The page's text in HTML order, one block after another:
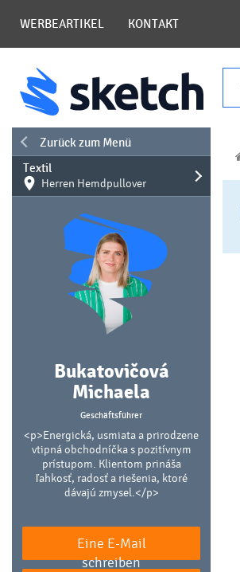
WERBEARTIKEL KONTAKT
Zurück zum Menü
Textil
Herren Hemdpullover
Bukatovičová
Michaela
Geschäftsführer
<p>Energická, usmiata a prirodzene
vtipná obchodníčka s pozitívnym
prístupom. Klientom prináša
ľahkosť, radosť a riešenia, ktoré
dávajú zmysel.</p>
Eine E-Mail
schreiben